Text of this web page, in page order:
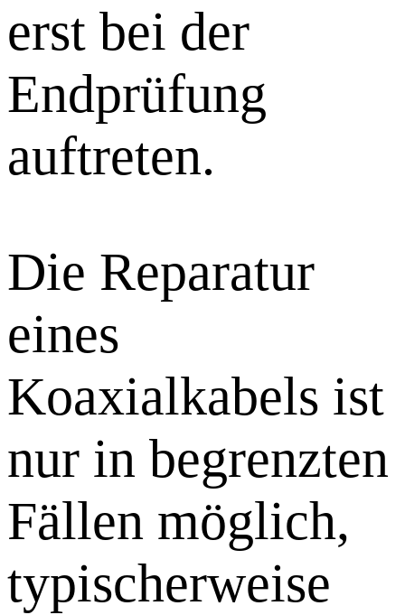
erst bei der
Endprüfung
auftreten.
Die Reparatur
eines
Koaxialkabels ist
nur in begrenzten
Fällen möglich,
typischerweise